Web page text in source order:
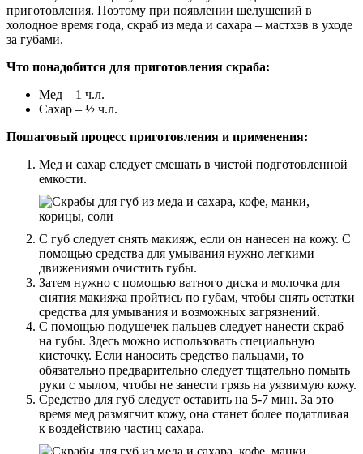
приготовления. Поэтому при появлении шелушений в
холодное время года, скраб из меда и сахара – мастхэв в уходе
за губами.
Что понадобится для приготовления скраба:
Мед – 1 ч.л.
Сахар – ½ ч.л.
Пошаговый процесс приготовления и применения:
Мед и сахар следует смешать в чистой подготовленной
емкости.
С губ следует снять макияж, если он нанесен на кожу. С
помощью средства для умывания нужно легкими
движениями очистить губы.
Затем нужно с помощью ватного диска и молочка для
снятия макияжа пройтись по губам, чтобы снять остатки
средства для умывания и возможных загрязнений.
С помощью подушечек пальцев следует нанести скраб
на губы. Здесь можно использовать специальную
кисточку. Если наносить средство пальцами, то
обязательно предварительно следует тщательно помыть
руки с мылом, чтобы не занести грязь на уязвимую кожу.
Средство для губ следует оставить на 5-7 мин. За это
время мед размягчит кожу, она станет более податливая
к воздействию частиц сахара.